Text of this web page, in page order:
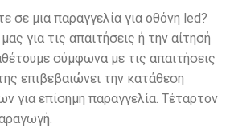
σε μια παραγγελία για οθόνη led?
για τις απαιτήσεις ή την αίτησή
σύμφωνα με τις απαιτήσεις
επιβεβαιώνει την κατάθεση
για επίσημη παραγγελία. Τέταρτον